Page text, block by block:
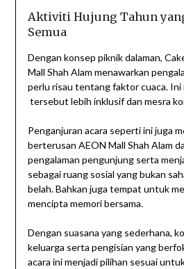
Aktiviti Hujung Tahun
Semua
Dengan konsep piknik dalaman,
Mall Shah Alam menawarkan
perlu risau tentang faktor cuaca. Ini
tersebut lebih inklusif dan mesra
Penganjuran acara seperti ini juga
berterusan AEON Mall Shah Alam
pengalaman pengunjung serta
sebagai ruang sosial yang bukan
belah. Bahkan juga tempat untuk
mencipta memori bersama.
Dengan suasana yang sederhana,
keluarga serta pengisian yang
acara ini menjadi pilihan sesuai